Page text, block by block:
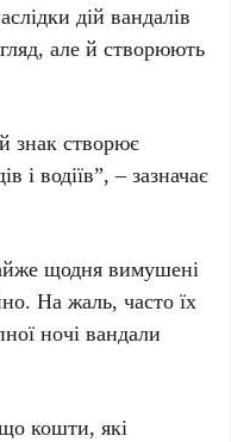
дій вандалів
але й створюють
знак створює
і водіїв”, – зазначає
щодня вимушені
На жаль, часто їх
ночі вандали
кошти, які